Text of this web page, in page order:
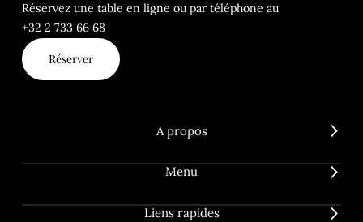
Réservez une table en ligne ou par téléphone au
+32 2 733 66 68
Réserver
A propos
Menu
Liens rapides